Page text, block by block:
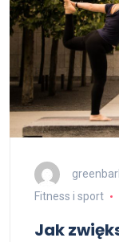
Fitness i sport
Jak